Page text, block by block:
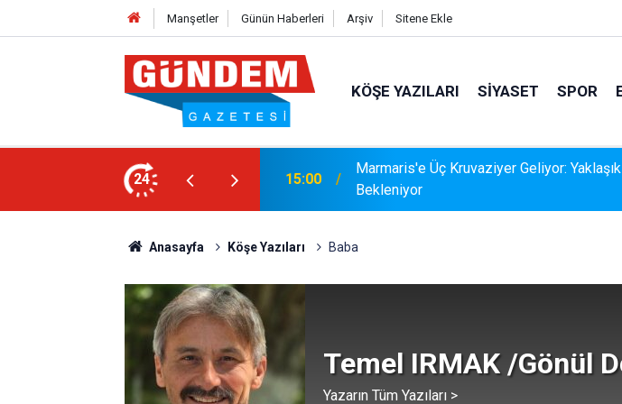
Manşetler Günün Haberleri Arşiv Sitene Ekle
KÖŞE YAZILARI SIYASET SPOR
24
9 Bin 500 Yolcu ve Mürettebat
14:17 MARMARİS'TE DERELERDE TEMİZLİK
Anasayfa Köşe Yazıları Baba
Temel IRMAK /Gönül
Yazarın Tüm Yazıları >